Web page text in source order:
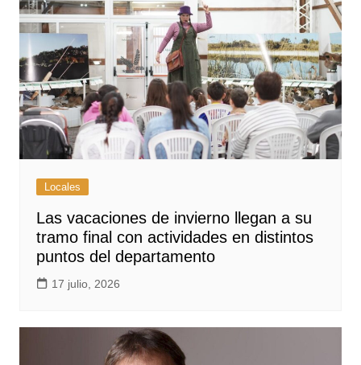
Locales
Las vacaciones de invierno llegan a su
tramo final con actividades en distintos
puntos del departamento
17 julio, 2026